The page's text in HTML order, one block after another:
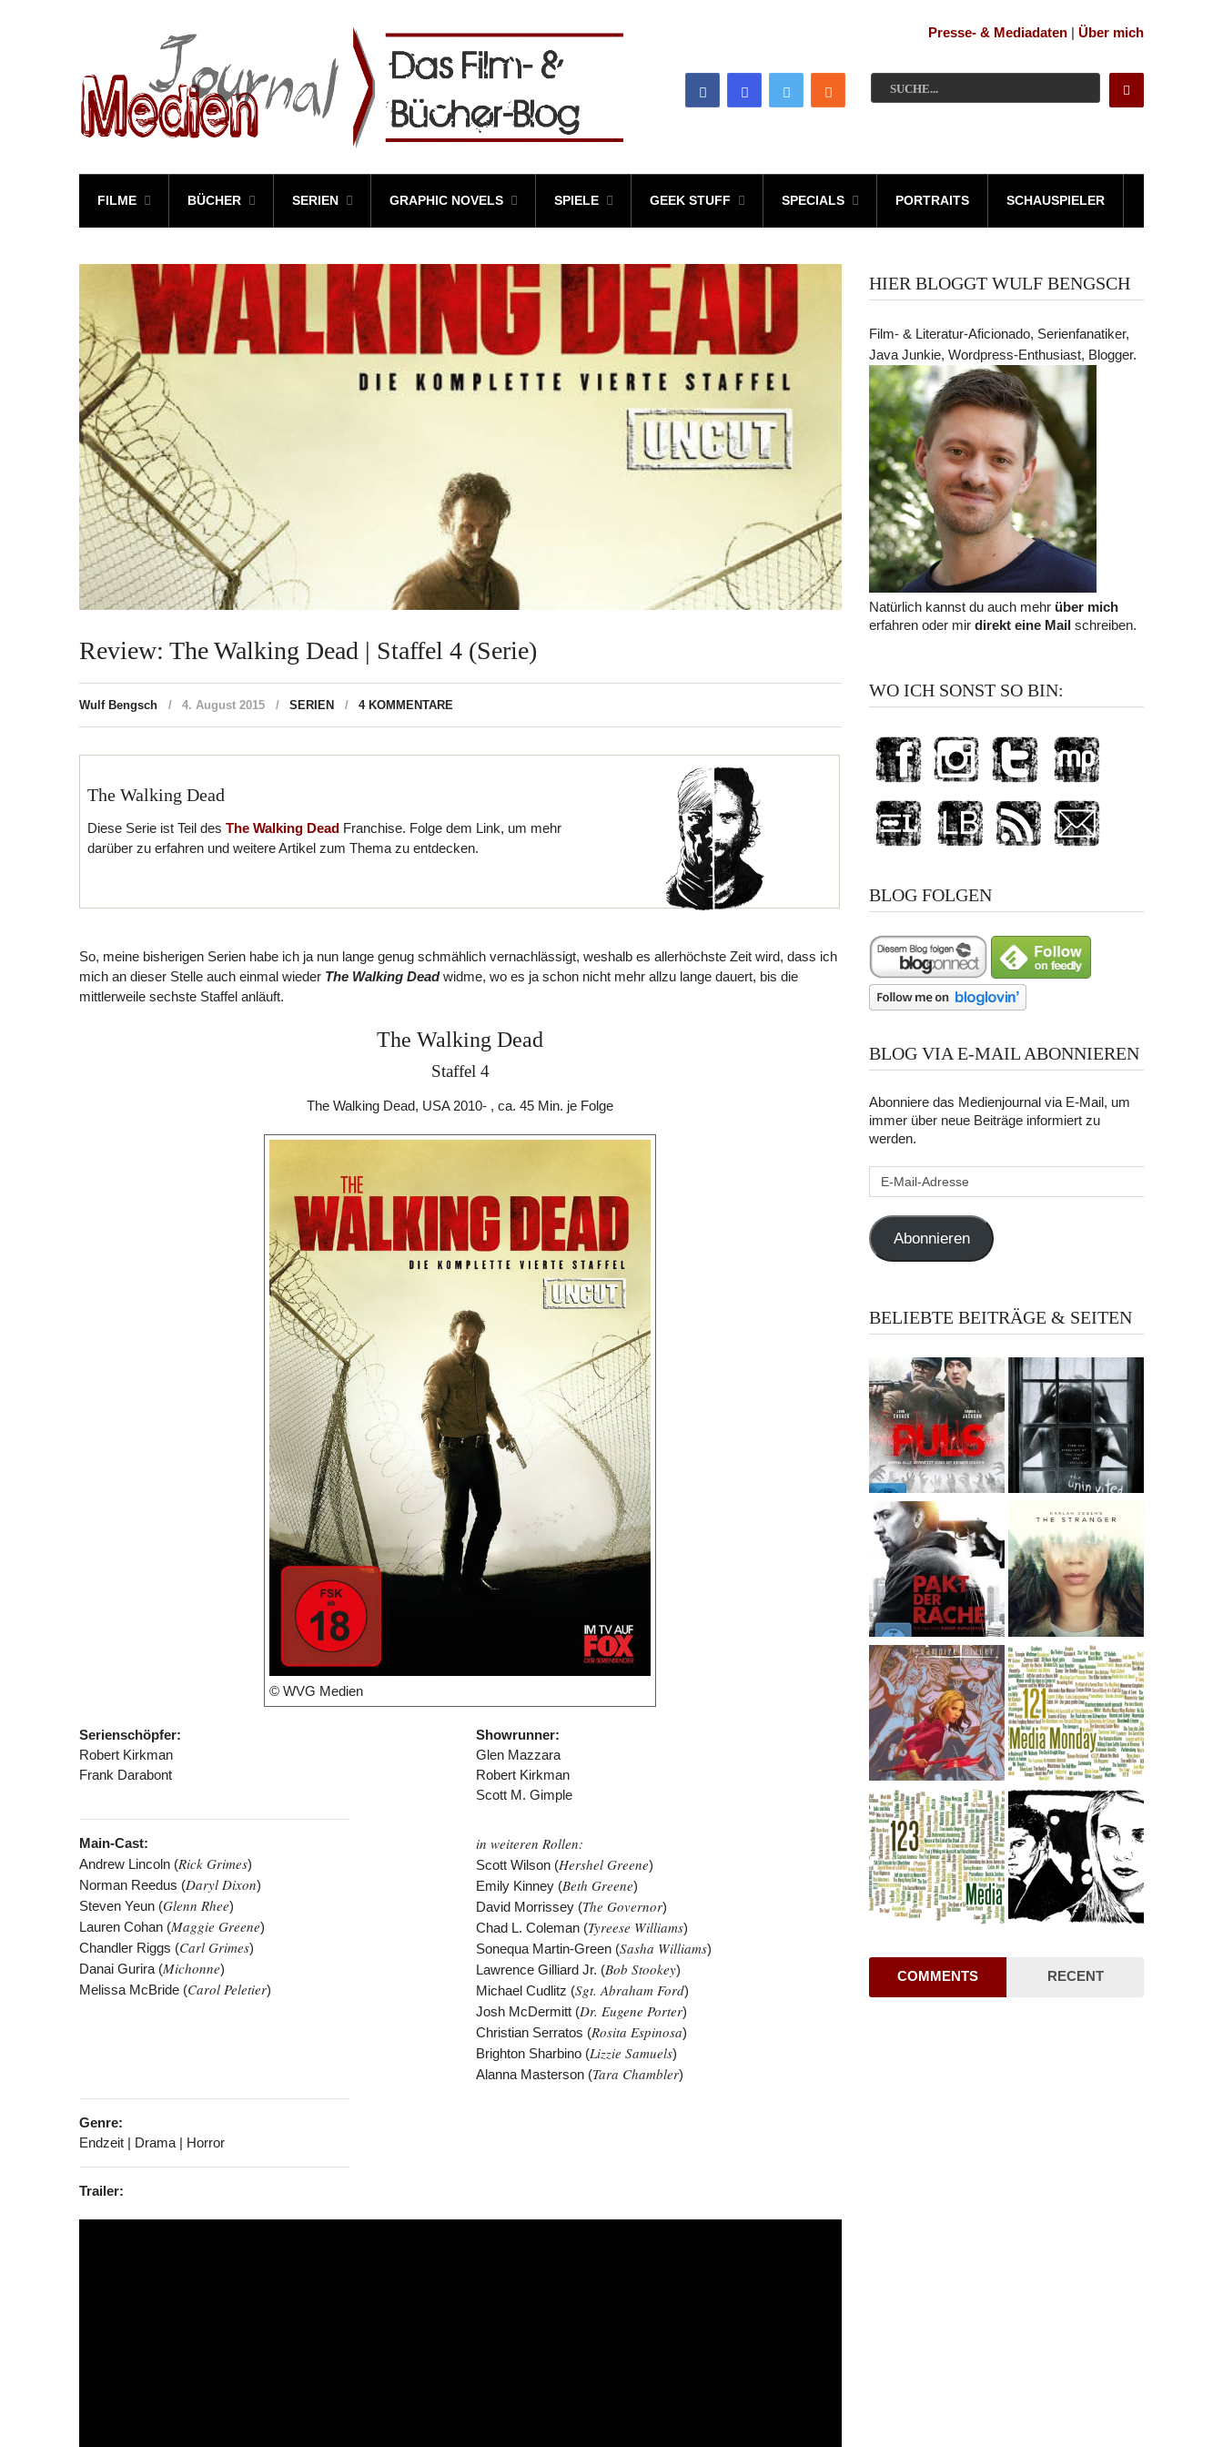
Presse- & Mediadaten | Über mich
FILME BÜCHER SERIEN GRAPHIC NOVELS SPIELE GEEK STUFF SPECIALS PORTRAITS SCHAUSPIELER
Review: The Walking Dead | Staffel 4 (Serie)
Wulf Bengsch 4. August 2015 SERIEN 4 KOMMENTARE
The Walking Dead
Diese Serie ist Teil desThe Walking Dead Franchise. Folge dem Link, um mehr
darüber zu erfahren und weitere Artikel zum Thema zu entdecken.
So, meine bisherigen Serien habe ich ja nun lange genug schmählich vernachlässigt, weshalb es allerhöchste Zeit wird, dass ich
mich an dieser Stelle auch einmal wieder The Walking Deadwidme, wo es ja schon nicht mehr allzu lange dauert, bis die
mittlerweile sechste Staffel anläuft.
The Walking Dead
Staffel 4
The Walking Dead, USA 2010- , ca. 45 Min. je Folge
© WVG Medien
Serienschöpfer:
Robert Kirkman
Frank Darabont
Showrunner:
Glen Mazzara
Robert Kirkman
Scott M. Gimple
Main-Cast:
Andrew Lincoln (Rick Grimes)
Norman Reedus (Daryl Dixon)
Steven Yeun (Glenn Rhee)
Lauren Cohan (Maggie Greene)
Chandler Riggs (Carl Grimes)
Danai Gurira (Michonne)
Melissa McBride (Carol Peletier)
in weiteren Rollen:
Scott Wilson (Hershel Greene)
Emily Kinney (Beth Greene)
David Morrissey (The Governor)
Chad L. Coleman (Tyreese Williams)
Sonequa Martin-Green (Sasha Williams)
Lawrence Gilliard Jr. (Bob Stookey)
Michael Cudlitz (Sgt. Abraham Ford)
Josh McDermitt (Dr. Eugene Porter)
Christian Serratos (Rosita Espinosa)
Brighton Sharbino (Lizzie Samuels)
Alanna Masterson (Tara Chambler)
Genre:
Endzeit | Drama | Horror
Trailer:
HIER BLOGGT WULF BENGSCH
Film- & Literatur-Aficionado, Serienfanatiker,
Java Junkie, Wordpress-Enthusiast, Blogger.
Natürlich kannst du auch mehr über mich
erfahren oder mirdirekt eine Mail schreiben.
WO ICH SONST SO BIN:
BLOG FOLGEN
BLOG VIA E-MAIL ABONNIEREN
Abonniere das Medienjournal via E-Mail, um
immer über neue Beiträge informiert zu
werden.
E-
Abonnieren
BELIEBTE BEITRÄGE & SEITEN
COMMENTS RECENT